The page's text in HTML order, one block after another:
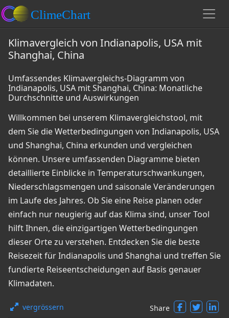
Klimavergleich von Indianapolis, USA mit
Shanghai, China
Umfassendes Klimavergleichs-Diagramm von
Indianapolis, USA mit Shanghai, China: Monatliche
Durchschnitte und Auswirkungen
Willkommen bei unserem Klimavergleichstool, mit
dem Sie die Wetterbedingungen von Indianapolis, USA
und Shanghai, China erkunden und vergleichen
können. Unsere umfassenden Diagramme bieten
detaillierte Einblicke in Temperaturschwankungen,
Niederschlagsmengen und saisonale Veränderungen
im Laufe des Jahres. Ob Sie eine Reise planen oder
einfach nur neugierig auf das Klima sind, unser Tool
hilft Ihnen, die einzigartigen Wetterbedingungen
dieser Orte zu verstehen. Entdecken Sie die beste
Reisezeit für Indianapolis und Shanghai und treffen Sie
fundierte Reiseentscheidungen auf Basis genauer
Klimadaten.
vergrössern Share